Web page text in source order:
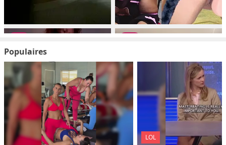
Populaires
LOL